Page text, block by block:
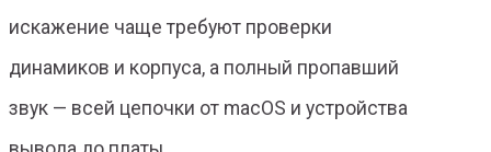
искажение чаще требуют проверки
динамиков и корпуса, а полный пропавший
звук — всей цепочки от macOS и устройства